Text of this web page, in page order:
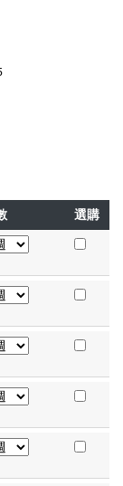
選購